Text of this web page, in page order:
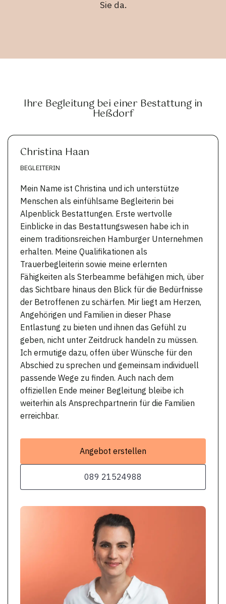
Sie da.
Ihre Begleitung bei einer Bestattung in
Heßdorf
Christina Haan
BEGLEITERIN
Mein Name ist Christina und ich unterstütze
Menschen als einfühlsame Begleiterin bei
Alpenblick Bestattungen. Erste wertvolle
Einblicke in das Bestattungswesen habe ich in
einem traditionsreichen Hamburger Unternehmen
erhalten. Meine Qualifikationen als
Trauerbegleiterin sowie meine erlernten
Fähigkeiten als Sterbeamme befähigen mich, über
das Sichtbare hinaus den Blick für die Bedürfnisse
der Betroffenen zu schärfen. Mir liegt am Herzen,
Angehörigen und Familien in dieser Phase
Entlastung zu bieten und ihnen das Gefühl zu
geben, nicht unter Zeitdruck handeln zu müssen.
Ich ermutige dazu, offen über Wünsche für den
Abschied zu sprechen und gemeinsam individuell
passende Wege zu finden. Auch nach dem
offiziellen Ende meiner Begleitung bleibe ich
weiterhin als Ansprechpartnerin für die Familien
erreichbar.
Angebot erstellen
089 21524988